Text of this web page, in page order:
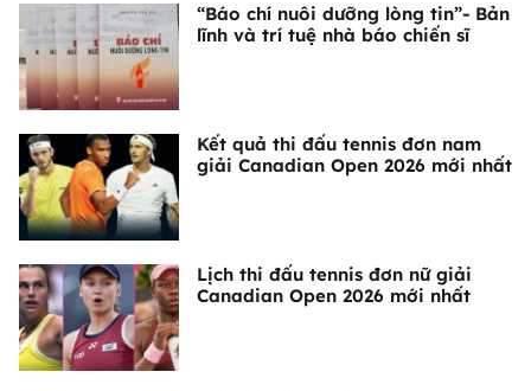
“Báo chí nuôi dưỡng lòng tin”- Bản
lĩnh và trí tuệ nhà báo chiến sĩ
Kết quả thi đấu tennis đơn nam
giải Canadian Open 2026 mới nhất
Lịch thi đấu tennis đơn nữ giải
Canadian Open 2026 mới nhất